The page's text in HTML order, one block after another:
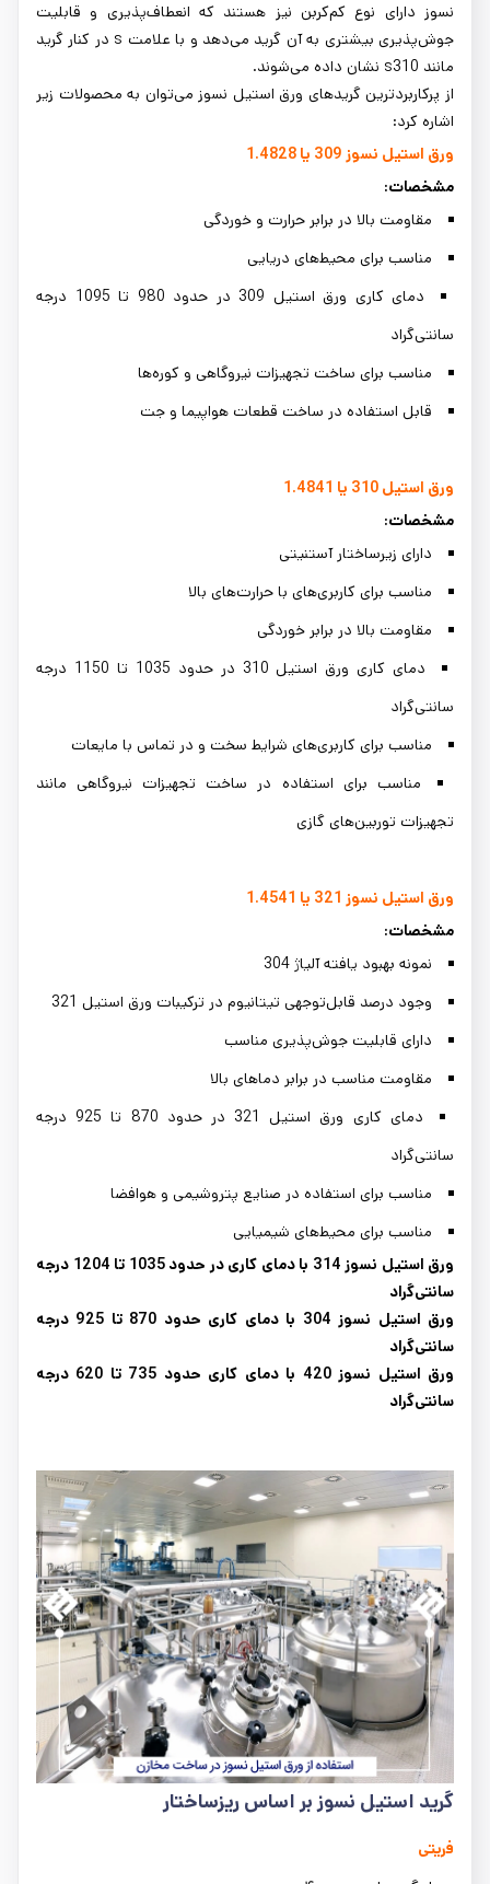
نسوز دارای نوع کم‌کربن نیز هستند که انعطاف‌پذیری و قابلیت
جوش‌پذیری بیشتری به آن گرید می‌دهد و با علامت s در کنار گرید
مانند s310 نشان داده می‌شوند.
از پرکاربردترین گریدهای ورق استیل نسوز می‌توان به محصولات زیر
اشاره کرد:
ورق استیل نسوز 309 یا 1.4828
مشخصات:
مقاومت بالا در برابر حرارت و خوردگی
مناسب برای محیط‌های دریایی
دمای کاری ورق استیل 309 در حدود 980 تا 1095 درجه
سانتی‌گراد
مناسب برای ساخت تجهیزات نیروگاهی و کوره‌ها
قابل استفاده در ساخت قطعات هواپیما و جت
ورق استیل 310 یا 1.4841
مشخصات:
دارای زیرساختار آستنیتی
مناسب برای کاربری‌های با حرارت‌های بالا
مقاومت بالا در برابر خوردگی
دمای کاری ورق استیل 310 در حدود 1035 تا 1150 درجه
سانتی‌گراد
مناسب برای کاربری‌های شرایط سخت و در تماس با مایعات
مناسب برای استفاده در ساخت تجهیزات نیروگاهی مانند
تجهیزات توربین‌های گازی
ورق استیل نسوز 321 یا 1.4541
مشخصات:
نمونه بهبود یافته آلیاژ 304
وجود درصد قابل‌توجهی تیتانیوم در ترکیبات ورق استیل 321
دارای قابلیت جوش‌پذیری مناسب
مقاومت مناسب در برابر دماهای بالا
دمای کاری ورق استیل 321 در حدود 870 تا 925 درجه
سانتی‌گراد
مناسب برای استفاده در صنایع پتروشیمی و هوافضا
مناسب برای محیط‌های شیمیایی
ورق استیل نسوز 314 با دمای کاری در حدود 1035 تا 1204 درجه
سانتی‌گراد
ورق استیل نسوز 304 با دمای کاری حدود 870 تا 925 درجه
‌سانتی‌گراد
ورق استیل نسوز 420 با دمای کاری حدود 735 تا 620 درجه
سانتی‌گراد
گرید استیل نسوز بر اساس ریزساختار
فریتی